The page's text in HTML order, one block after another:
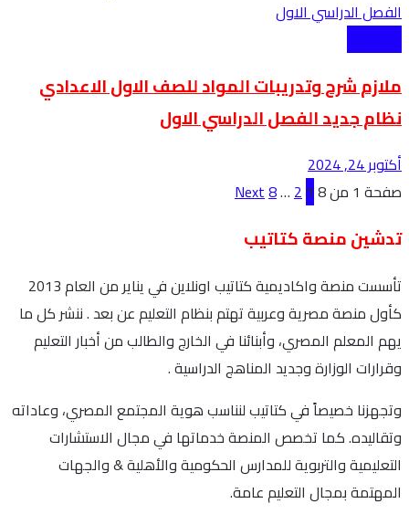
ملازم شرح وتدريبات المواد للصف الاول الاعدادي
نظام جديد الفصل الدراسي الاول
أكتوبر 24, 2024
صفحة 1 من 8
1
2
…
8
Next
تدشين منصة كتاتيب
تأسست منصة واكاديمية كتاتيب اونلاين في يناير من العام 2013
كأول منصة مصرية وعربية تهتم بنظام التعليم عن بعد . ننشر كل ما
يهم المعلم المصري، وأبنائنا في الخارج والطالب من أخبار التعليم
وقرارات الوزارة وجديد المناهج الدراسية .
وتجهزنا خصيصاً في كتاتيب لنناسب هوية المجتمع المصري، وعاداته
وتقاليده. كما تخصص المنصة خدماتها في مجال الاستشارات
التعليمية والتربوية للمدارس الحكومية والأهلية & والجهات
المهتمة بمجال التعليم عامة.